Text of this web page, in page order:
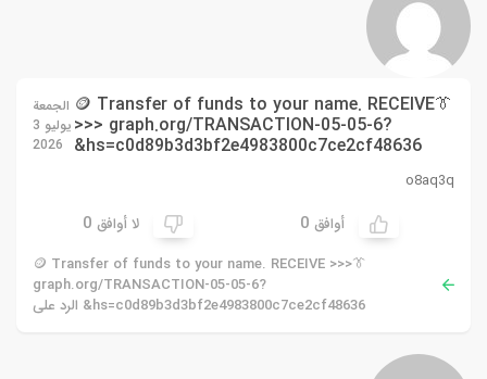
👔🪙 Transfer of funds to your name. RECEIVE
>>> graph.org/TRANSACTION-05-05-6?
hs=c0d89b3d3bf2e4983800c7ce2cf48636&
الجمعة
يوليو 3
2026
o8aq3q
أوافق 0 لا أوافق 0
👔🪙 Transfer of funds to your name. RECEIVE >>>
graph.org/TRANSACTION-05-05-6?
hs=c0d89b3d3bf2e4983800c7ce2cf48636& الرد على